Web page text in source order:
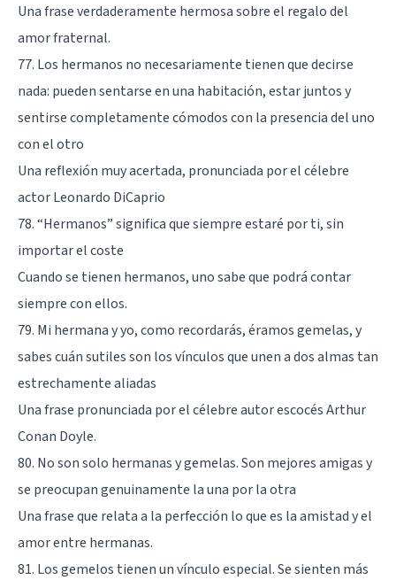
Una frase verdaderamente hermosa sobre el regalo del
amor fraternal.
77. Los hermanos no necesariamente tienen que decirse
nada: pueden sentarse en una habitación, estar juntos y
sentirse completamente cómodos con la presencia del uno
con el otro
Una reflexión muy acertada, pronunciada por el célebre
actor Leonardo DiCaprio
78. “Hermanos” significa que siempre estaré por ti, sin
importar el coste
Cuando se tienen hermanos, uno sabe que podrá contar
siempre con ellos.
79. Mi hermana y yo, como recordarás, éramos gemelas, y
sabes cuán sutiles son los vínculos que unen a dos almas tan
estrechamente aliadas
Una frase pronunciada por el célebre autor escocés Arthur
Conan Doyle.
80. No son solo hermanas y gemelas. Son mejores amigas y
se preocupan genuinamente la una por la otra
Una frase que relata a la perfección lo que es la amistad y el
amor entre hermanas.
81. Los gemelos tienen un vínculo especial. Se sienten más